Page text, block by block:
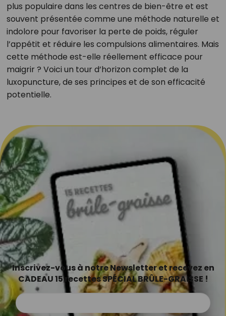
plus populaire dans les centres de bien-être et est
souvent présentée comme une méthode naturelle et
indolore pour favoriser la perte de poids, réguler
l’appétit et réduire les compulsions alimentaires. Mais
cette méthode est-elle réellement efficace pour
maigrir ? Voici un tour d’horizon complet de la
luxopuncture, de ses principes et de son efficacité
potentielle.
Inscrivez-vous à notre Newsletter et recevez en
CADEAU 15 recettes SPÉCIAL BRÛLE-GRAISSE !